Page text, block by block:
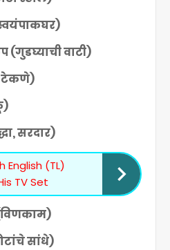
वाटी)
टेकणे)
सरदार)
English (TL)
TV Set
सांधे)